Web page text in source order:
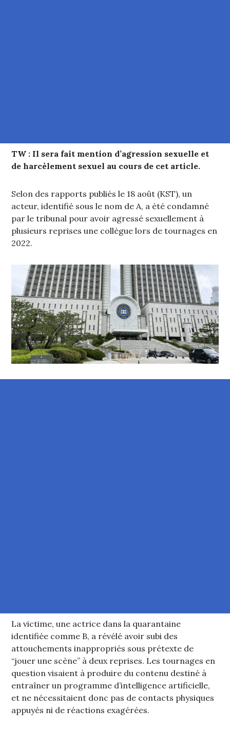
TW : Il sera fait mention d’agression sexuelle et
de harcèlement sexuel au cours de cet article.
Selon des rapports publiés le 18 août (KST), un
acteur, identifié sous le nom de A, a été condamné
par le tribunal pour avoir agressé sexuellement à
plusieurs reprises une collègue lors de tournages en
2022.
La victime, une actrice dans la quarantaine
identifiée comme B, a révélé avoir subi des
attouchements inappropriés sous prétexte de
“jouer une scène” à deux reprises. Les tournages en
question visaient à produire du contenu destiné à
entraîner un programme d’intelligence artificielle,
et ne nécessitaient donc pas de contacts physiques
appuyés ni de réactions exagérées.